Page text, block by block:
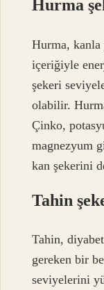
Hurma
Hurma, kanla
içeriğiyle
şekeri
olabilir.
Çinko,
magnezyum
kan şekerini
Tahin
Tahin,
gereken bir
seviyelerini